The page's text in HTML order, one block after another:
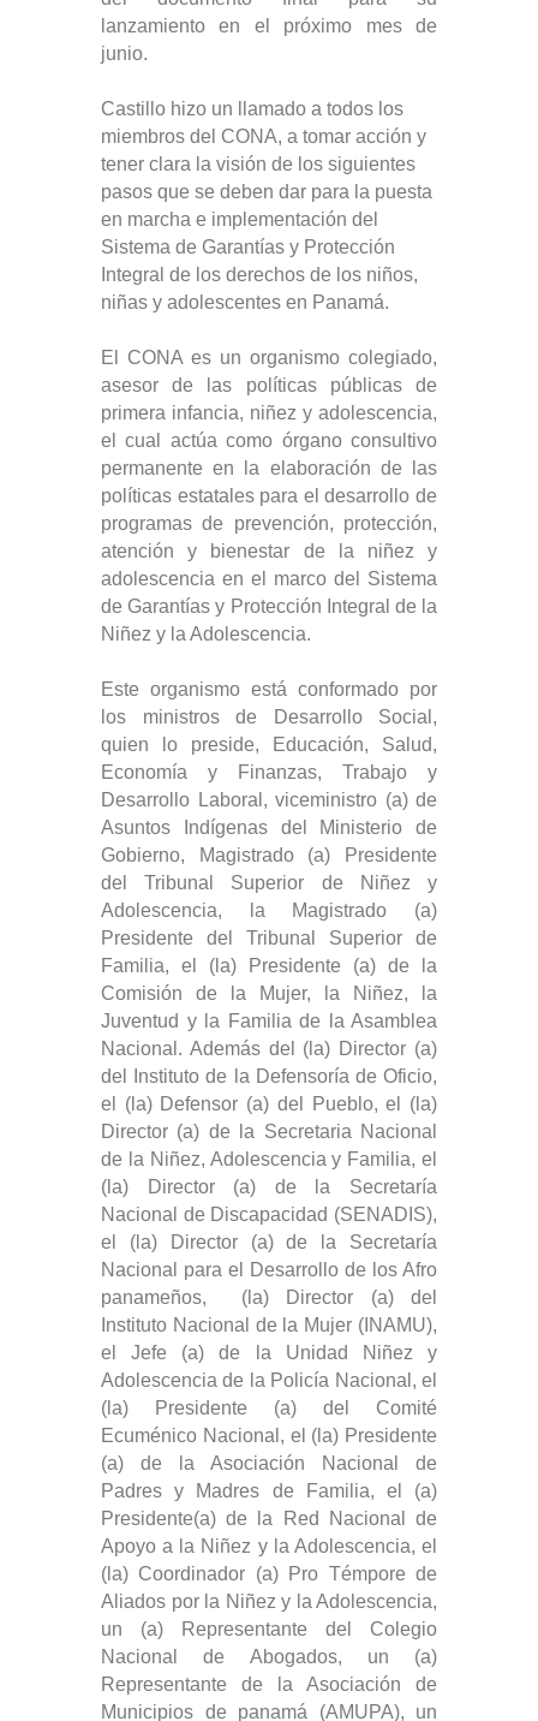
lanzamiento en el próximo mes de
junio.
Castillo hizo un llamado a todos los
miembros del CONA, a tomar acción y
tener clara la visión de los siguientes
pasos que se deben dar para la puesta
en marcha e implementación del
Sistema de Garantías y Protección
Integral de los derechos de los niños,
niñas y adolescentes en Panamá.
El CONA es un organismo colegiado,
asesor de las políticas públicas de
primera infancia, niñez y adolescencia,
el cual actúa como órgano consultivo
permanente en la elaboración de las
políticas estatales para el desarrollo de
programas de prevención, protección,
atención y bienestar de la niñez y
adolescencia en el marco del Sistema
de Garantías y Protección Integral de la
Niñez y la Adolescencia.
Este organismo está conformado por
los ministros de Desarrollo Social,
quien lo preside, Educación, Salud,
Economía y Finanzas, Trabajo y
Desarrollo Laboral, viceministro (a) de
Asuntos Indígenas del Ministerio de
Gobierno, Magistrado (a) Presidente
del Tribunal Superior de Niñez y
Adolescencia, la Magistrado (a)
Presidente del Tribunal Superior de
Familia, el (la) Presidente (a) de la
Comisión de la Mujer, la Niñez, la
Juventud y la Familia de la Asamblea
Nacional. Además del (la) Director (a)
del Instituto de la Defensoría de Oficio,
el (la) Defensor (a) del Pueblo, el (la)
Director (a) de la Secretaria Nacional
de la Niñez, Adolescencia y Familia, el
(la) Director (a) de la Secretaría
Nacional de Discapacidad (SENADIS),
el (la) Director (a) de la Secretaría
Nacional para el Desarrollo de los Afro
panameños, (la) Director (a) del
Instituto Nacional de la Mujer (INAMU),
el Jefe (a) de la Unidad Niñez y
Adolescencia de la Policía Nacional, el
(la) Presidente (a) del Comité
Ecuménico Nacional, el (la) Presidente
(a) de la Asociación Nacional de
Padres y Madres de Familia, el (a)
Presidente(a) de la Red Nacional de
Apoyo a la Niñez y la Adolescencia, el
(la) Coordinador (a) Pro Témpore de
Aliados por la Niñez y la Adolescencia,
un (a) Representante del Colegio
Nacional de Abogados, un (a)
Representante de la Asociación de
Municipios de panamá (AMUPA), un